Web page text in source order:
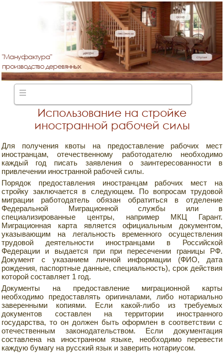
"Мануфактура"
производство деревянных
лестниц
Использование на стройке
иностранной рабочей силы
Для получения квоты на предоставление рабочих мест
иностранцам, отечественному работодателю необходимо
каждый год писать заявления о заинтересованности в
привлечении иностранной рабочей силы.
Порядок предоставления иностранцам рабочих мест на
стройку заключается в следующем. По вопросам трудовой
миграции работодатель обязан обратиться в отделение
Федеральной Миграционной службы или в
специализированные центры, например МКЦ Гарант.
Миграционная карта является официальным документом,
указывающим на легальность временного осуществления
трудовой деятельности иностранцами в Российской
Федерации и выдается при при пересечении границы РФ.
Документ с указанием личной информации (ФИО, дата
рождения, паспортные данные, специальность), срок действия
которой составляет 1 год.
Документы на предоставление миграционной карты
необходимо предоставлять оригиналами, либо нотариально
заверенными копиями. Если какой-либо из требуемых
документов составлен на территории иностранного
государства, то он должен быть оформлен в соответствии с
отечественным законодательством. Если документация
составлена на иностранном языке, необходимо перевести
каждую бумагу на русский язык и заверить нотариусом.